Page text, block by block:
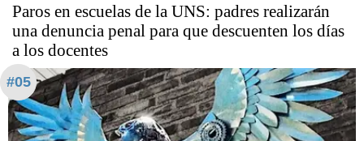
Paros en escuelas de la UNS: padres realizarán
una denuncia penal para que descuenten los días
a los docentes
#05